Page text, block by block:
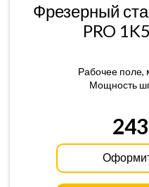
Фрезерный
PRO
Рабочее
Мощность